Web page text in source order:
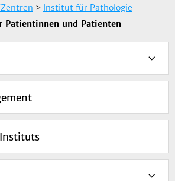
> Institut für Pathologie
Patientinnen und Patienten